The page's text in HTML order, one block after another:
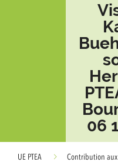
06
UE PTEA
Contribution